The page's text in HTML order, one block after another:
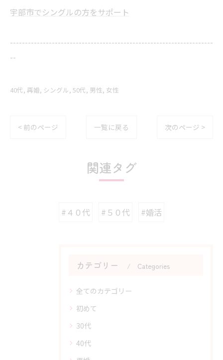
宇部市でシングルの方をサポート
--------------------------------------------------------------------
--
40代 再婚 シングル 50代 男性 女性
< 前のページ 一覧に戻る 次のページ >
関連タグ
#４０代 #５０代 #婚活
カテゴリー Categories
全てのカテゴリー
初めて
30代
40代